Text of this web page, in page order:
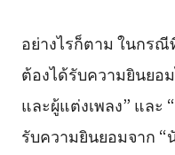
อย่างไรก็ตาม ในกร
ต้องได้รับความยินยอม
และผู้แต่งเพลง” และ
รับความยินยอมจาก “